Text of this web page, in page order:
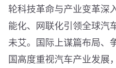
轮科技革命与产业变革深
能化、网联化引领全球汽
未艾。国际上谋篇布局、
国高度重视汽车产业发展